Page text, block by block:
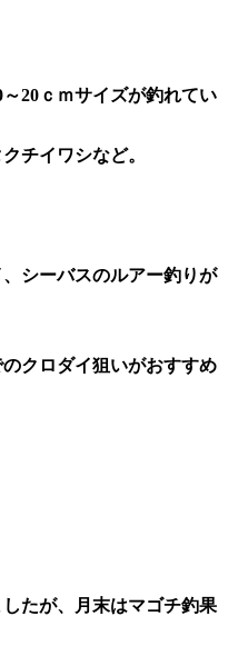
～20 ｃｍサイズが釣れてい
チイワシなど。
シーバスのルアー釣りが
クロダイ狙いがおすすめ
たが、月末はマゴチ釣果